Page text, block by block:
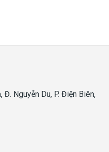
Đ. Nguyễn Du, P. Điện Biên,